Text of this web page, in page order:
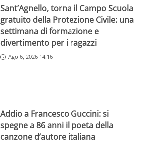
Sant’Agnello, torna il Campo Scuola
gratuito della Protezione Civile: una
settimana di formazione e
divertimento per i ragazzi
Ago 6, 2026 14:16
Addio a Francesco Guccini: si
spegne a 86 anni il poeta della
canzone d’autore italiana